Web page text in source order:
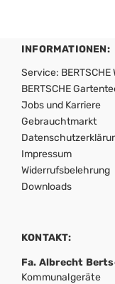
INFORMATIONEN:
Service:
BERTSCHE
Jobs und Karriere
Gebrauchtmarkt
Impressum
Widerrufsbelehrung
Downloads
KONTAKT:
Fa. Albrecht
Kommunalgeräte